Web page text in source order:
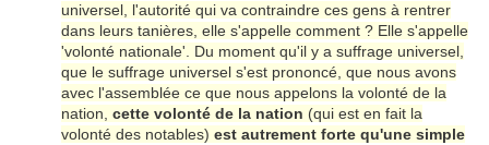
universel, l'autorité qui va contraindre ces gens à rentrer
dans leurs tanières, elle s'appelle comment ? Elle s'appelle
'volonté nationale'. Du moment qu'il y a suffrage universel,
que le suffrage universel s'est prononcé, que nous avons
avec l'assemblée ce que nous appelons la volonté de la
nation, cette volonté de la nation (qui est en fait la
volonté des notables) est autrement forte qu'une simple